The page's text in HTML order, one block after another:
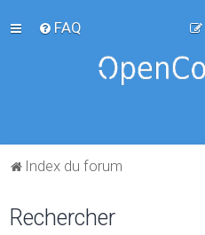
FAQ
Index du forum
Rechercher